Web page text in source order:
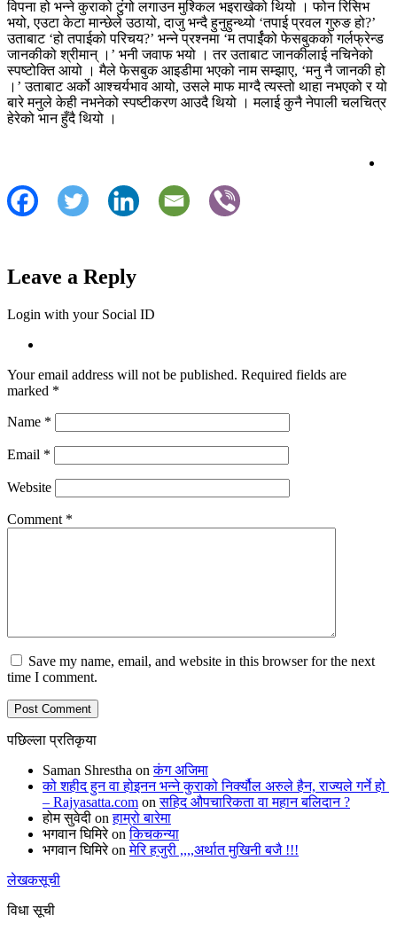
विपना हो भन्ने कुराको टुंगो लगाउन मुश्किल भइराखेको थियो । फोन रिसिभ
भयो, एउटा केटा मान्छेले उठायो, दाजु भन्दै हुनुहुन्थ्यो ‘तपाई प्रवल गुरुङ हो?’
उताबाट ‘हो तपाईको परिचय?’ भन्ने प्रश्नमा ‘म तपार्ईंको फेसबुकको गर्लफ्रेन्ड
जानकीको श्रीमान् ।’ भनी जवाफ भयो । तर उताबाट जानकीलाई नचिनेको
स्पष्टोक्ति आयो । मैले फेसबुक आइडीमा भएको नाम सम्झाए, ‘मनु नै जानकी हो
।’ उताबाट अर्को आश्चर्यभाव आयो, उसले माफ माग्दै त्यस्तो थाहा नभएको र यो
बारे मनुले केही नभनेको स्पष्टीकरण आउदै थियो । मलाई कुनै नेपाली चलचित्र
हेरेको भान हुँदै थियो ।
Leave a Reply
Login with your Social ID
Your email address will not be published. Required fields are
marked *
Name *
Email *
Website
Comment *
Save my name, email, and website in this browser for the next
time I comment.
पछिल्ला प्रतिकृया
Saman Shrestha onकंग अजिमा
को शहीद हुन वा होइनन भन्ने कुराको निर्क्यौल अरुले हैन, राज्यले गर्ने हो
– Rajyasatta.com onसहिद औपचारिकता वा महान बलिदान ?
होम सुवेदी onहाम्रो बारेमा
भगवान घिमिरेonकिचकन्या
भगवान घिमिरेonमेरि हजुरी ,,,,अर्थात मुखिनी बजै !!!
लेखकसूची
विधा सूची